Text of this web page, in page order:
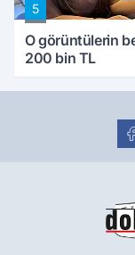
5
O görüntülerin
200 bin TL